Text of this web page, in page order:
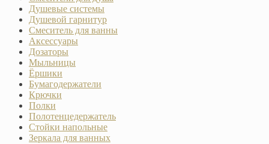
Душевые системы
Душевой гарнитур
Смеситель для ванны
Аксессуары
Дозаторы
Мыльницы
Ёршики
Бумагодержатели
Крючки
Полки
Полотенцедержатель
Стойки напольные
Зеркала для ванных